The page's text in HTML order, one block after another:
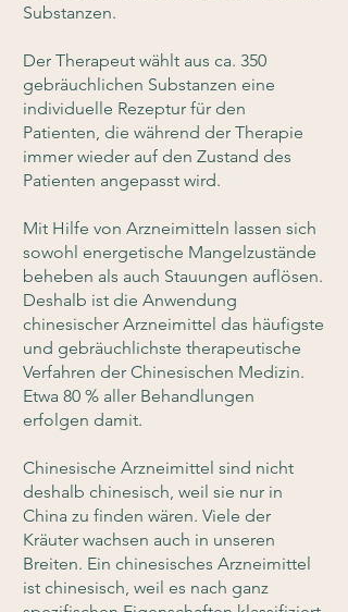
Substanzen.
Der Therapeut wählt aus ca. 350
gebräuchlichen Substanzen eine
individuelle Rezeptur für den
Patienten, die während der Therapie
immer wieder auf den Zustand des
Patienten angepasst wird.
Mit Hilfe von Arzneimitteln lassen sich
sowohl energetische Mangelzustände
beheben als auch Stauungen auflösen.
Deshalb ist die Anwendung
chinesischer Arzneimittel das häufigste
und gebräuchlichste therapeutische
Verfahren der Chinesischen Medizin.
Etwa 80 % aller Behandlungen
erfolgen damit.
Chinesische Arzneimittel sind nicht
deshalb chinesisch, weil sie nur in
China zu finden wären. Viele der
Kräuter wachsen auch in unseren
Breiten. Ein chinesisches Arzneimittel
ist chinesisch, weil es nach ganz